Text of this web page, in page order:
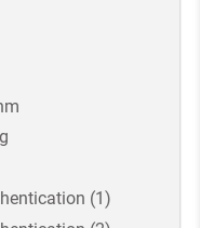
(1)